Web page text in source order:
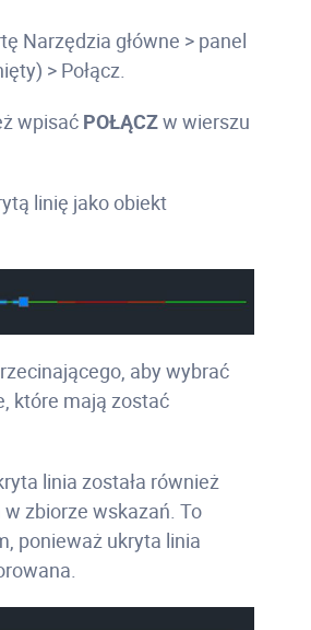
Narzędzia główne > panel
> Połącz.
wpisać POŁĄCZw wierszu
linię jako obiekt
aby wybrać
które mają zostać
linia została również
zbiorze wskazań. To
ponieważ ukryta linia